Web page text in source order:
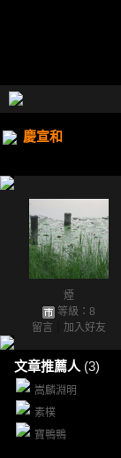
慶宣和
煙
等級：8
留言
加入好友
文章推薦人 (3)
嵩麟淵明
素樸
寶鴨鴨